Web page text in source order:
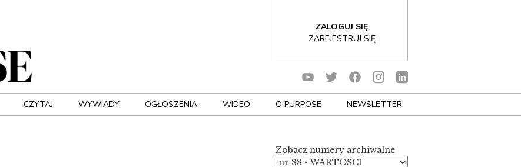
ZALOGUJ SIĘ
ZAREJESTRUJ SIĘ
CZYTAJ WYWIADY OGŁOSZENIA WIDEO O PURPOSE NEWSLETTER
Zobacz numery archiwalne